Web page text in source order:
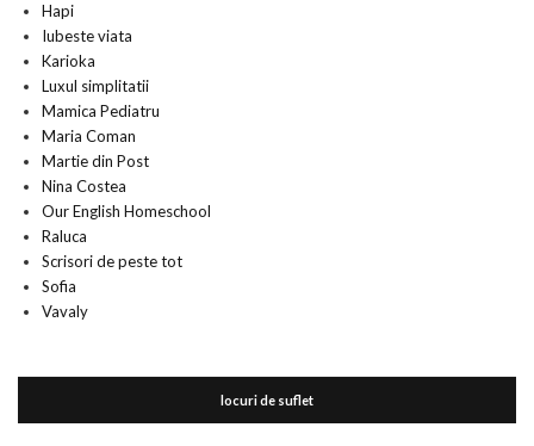
Hapi
Iubeste viata
Karioka
Luxul simplitatii
Mamica Pediatru
Maria Coman
Martie din Post
Nina Costea
Our English Homeschool
Raluca
Scrisori de peste tot
Sofia
Vavaly
locuri de suflet